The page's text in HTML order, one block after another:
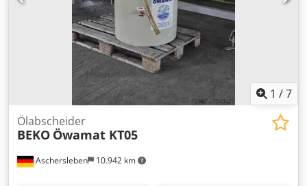
1 /7
Aschersleben 10.942 km
Ölabscheider
BEKO Öwamat KT05